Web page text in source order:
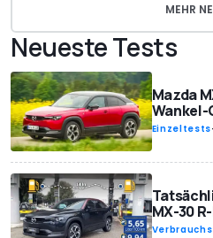
MEHR
Neueste Tests
Mazda
Einzeltests
MX-30